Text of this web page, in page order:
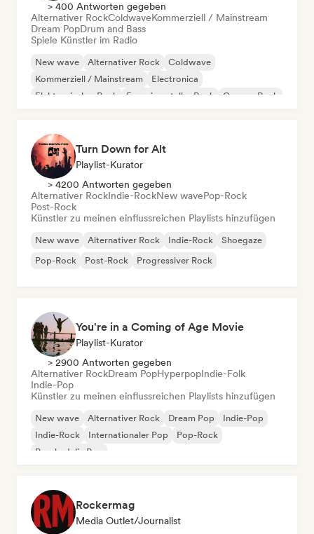
> 400 Antworten gegeben
Alternativer RockColdwaveKommerziell / Mainstream
Dream PopDrum and Bass
Spiele Künstler im Radio
New wave Alternativer Rock
Coldwave
Kommerziell / Mainstream
Electronica
Elektronischer Rock
Experimenteller Rock Garage-Rock
Turn Down for Alt
Playlist-Kurator
> 4200 Antworten gegeben
Alternativer RockIndie-RockNew wavePop-Rock
Post-Rock
Künstler zu meinen einflussreichen Playlists hinzufügen
New wave Alternativer Rock Indie-Rock
Shoegaze
Pop-Rock
Post-Rock Progressiver Rock
You're in a Coming of Age Movie
Playlist-Kurator
> 2900 Antworten gegeben
Alternativer RockDream PopHyperpopIndie-Folk
Indie-Pop
Künstler zu meinen einflussreichen Playlists hinzufügen
New wave Alternativer Rock Dream Pop
Indie-Pop
Indie-Rock
Internationaler Pop
Pop-Rock
Psychedelic Pop
Rockermag
Media Outlet/Journalist